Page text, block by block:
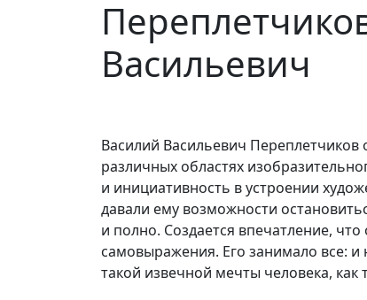
Васильевич
Василий Васильевич
различных областях
и инициативность в устроении
давали ему возможности
и полно. Создается впечатление,
самовыражения. Его занимало все:
такой извечной мечты человека, как